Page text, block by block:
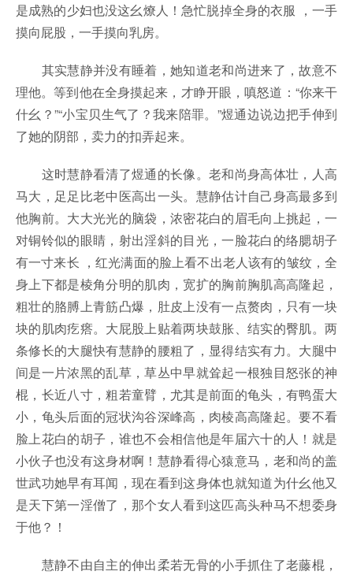
是成熟的少妇也没这幺燎人！急忙脱掉全身的衣服 ，一手
摸向屁股，一手摸向乳房。
其实慧静并没有睡着，她知道老和尚进来了，故意不
理他。等到他在全身摸起来，才睁开眼，嗔怒道：“你来干
什幺？”“小宝贝生气了？我来陪罪。”煜通边说边把手伸到
了她的阴部，卖力的扣弄起来。
这时慧静看清了煜通的长像。老和尚身高体壮，人高
马大，足足比老中医高出一头。慧静估计自己身高最多到
他胸前。大大光光的脑袋，浓密花白的眉毛向上挑起，一
对铜铃似的眼睛，射出淫斜的目光，一脸花白的络腮胡子
有一寸来长 ，红光满面的脸上看不出老人该有的皱纹，全
身上下都是棱角分明的肌肉，宽扩的胸前胸肌高高隆起，
粗壮的胳膊上青筋凸爆，肚皮上没有一点赘肉，只有一块
块的肌肉疙瘩。大屁股上贴着两块鼓胀、结实的臀肌。两
条修长的大腿快有慧静的腰粗了，显得结实有力。大腿中
间是一片浓黑的乱草，草丛中早就耸起一根独目怒张的神
棍，长近八寸，粗若童臂，尤其是前面的龟头，有鸭蛋大
小，龟头后面的冠状沟谷深峰高，肉棱高高隆起。要不看
脸上花白的胡子，谁也不会相信他是年届六十的人！就是
小伙子也没有这身材啊！慧静看得心猿意马，老和尚的盖
世武功她早有耳闻，现在看到这身体也就知道为什幺他又
是天下第一淫僧了，那个女人看到这匹高头种马不想委身
于他？！
慧静不由自主的伸出柔若无骨的小手抓住了老藤棍，